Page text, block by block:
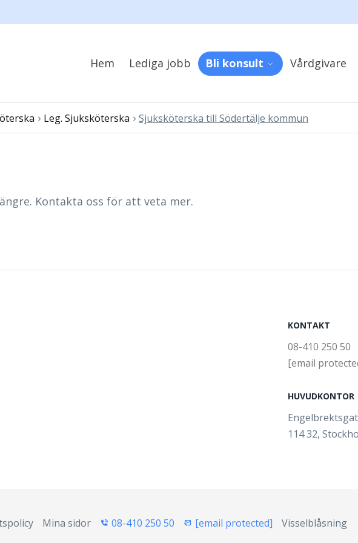
Hem Lediga jobb Bli konsult Vårdgivare
› Leg. Sjuksköterska › Sjuksköterska till Södertälje kommun
Kontakta oss för att veta mer.
KONTAKT
08-410 250 50
[email
HUVUDKONTOR
114 32,
Mina sidor 08-410 250 50 [email protected] Visselblåsning